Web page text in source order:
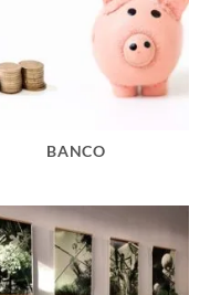
BANCO